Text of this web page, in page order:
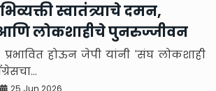
स्वातंत्र्याचे दमन,
लोकशाहीचे पुनरुज्जीवन
प्रभावित होऊन जेपी यांनी 'संघ लोकशाही
25 Jun 2026